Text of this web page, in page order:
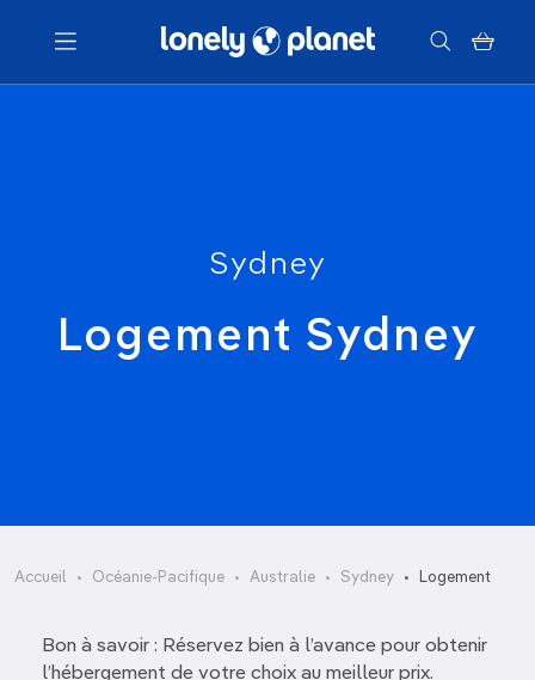
Menu
Sydney
Logement Sydney
Accueil Océanie-Pacifique Australie Sydney Logement
Bon à savoir : Réservez bien à l’avance pour obtenir
l’hébergement de votre choix au meilleur prix.